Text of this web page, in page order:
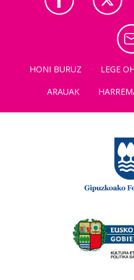
HONI BURUZ LEGE
ARAUAK